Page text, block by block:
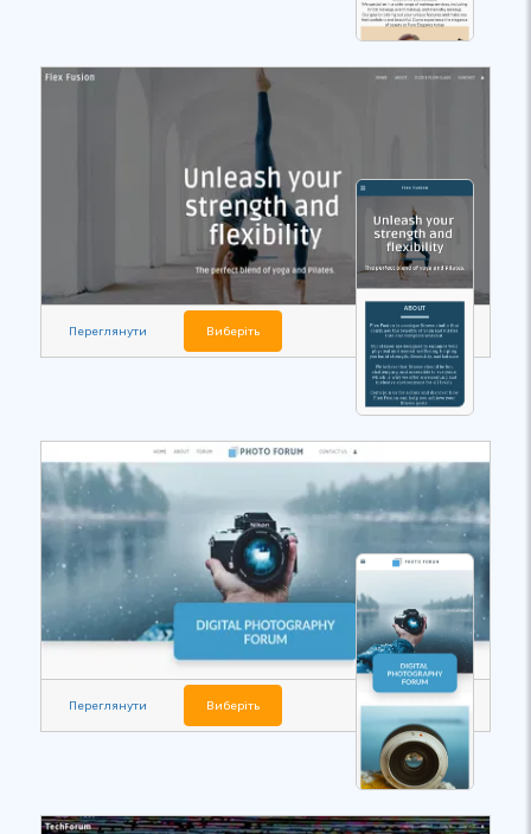
Переглянути Виберіть
Переглянути Виберіть